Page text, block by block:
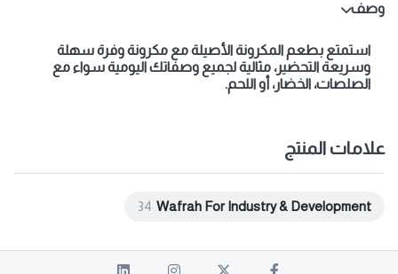
وصف
استمتع بطعم المكرونة الأصيلة مع مكرونة وفرةسهلة
وسريعة التحضير، مثالية لجميع وصفاتك اليومية سواء مع
الصلصات، الخضار، أو اللحم.
علامات المنتج
Wafrah For Industry & Development
34